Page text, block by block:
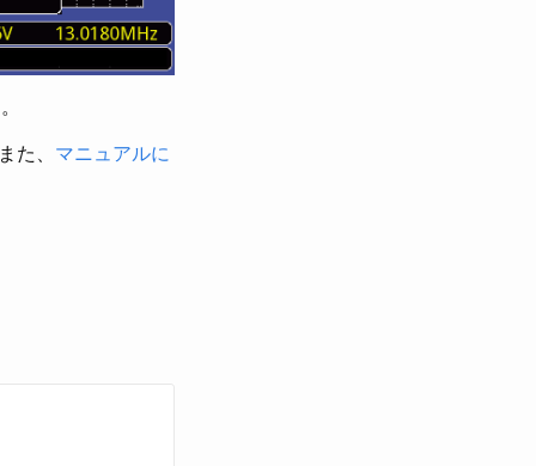
た、 マニュアルに